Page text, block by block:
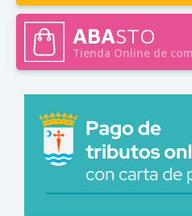
ABASTO
Tienda Online de